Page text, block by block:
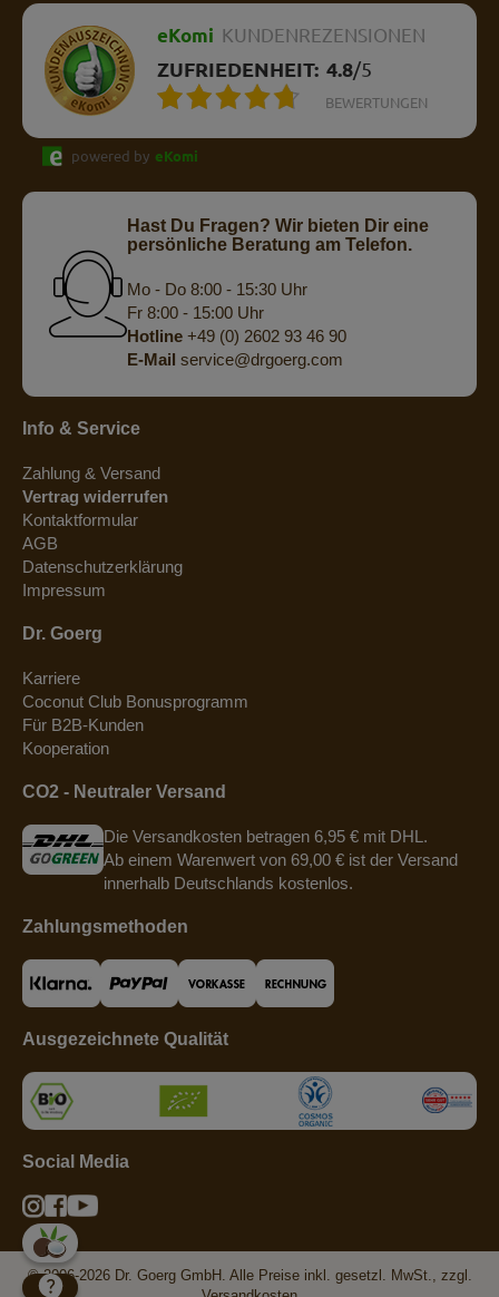
eKomi KUNDENREZENSIONEN
ZUFRIEDENHEIT: 4.8/5
BEWERTUNGEN
powered by eKomi
Hast Du Fragen? Wir bieten Dir eine
persönliche Beratung am Telefon.
Mo - Do 8:00 - 15:30 Uhr
Fr 8:00 - 15:00 Uhr
Hotline+49 (0) 2602 93 46 90
E-Mail service@drgoerg.com
Info & Service
Zahlung & Versand
Vertrag widerrufen
Kontaktformular
AGB
Datenschutzerklärung
Impressum
Dr. Goerg
Karriere
Coconut Club Bonusprogramm
Für B2B-Kunden
Kooperation
CO2 - Neutraler Versand
Die Versandkosten betragen 6,95 € mit DHL.
Ab einem Warenwert von 69,00 € ist der Versand
innerhalb Deutschlands kostenlos.
Zahlungsmethoden
Ausgezeichnete Qualität
Social Media
© 2006-2026 Dr. Goerg GmbH. Alle Preise inkl. gesetzl. MwSt., zzgl.